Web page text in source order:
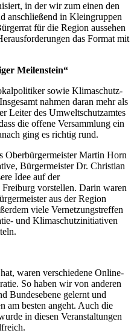
in der wir zum einen den
anschließend in Kleingruppen
für die Region aussehen
das Format mit
Meilenstein“
sowie Klimaschutz-
nahmen daran mehr als
Leiter des Umweltschutzamtes
die offene Versammlung ein
ging es richtig rund.
Oberbürgermeister Martin Horn
Bürgermeister Dr. Christian
Idee auf der
vorstellen. Darin waren
aus der Region
viele Vernetzungstreffen
und Klimaschutzinitiativen
waren verschiedene Online-
So haben wir von anderen
Bundesebene gelernt und
am besten angeht. Auch die
in diesen Veranstaltungen